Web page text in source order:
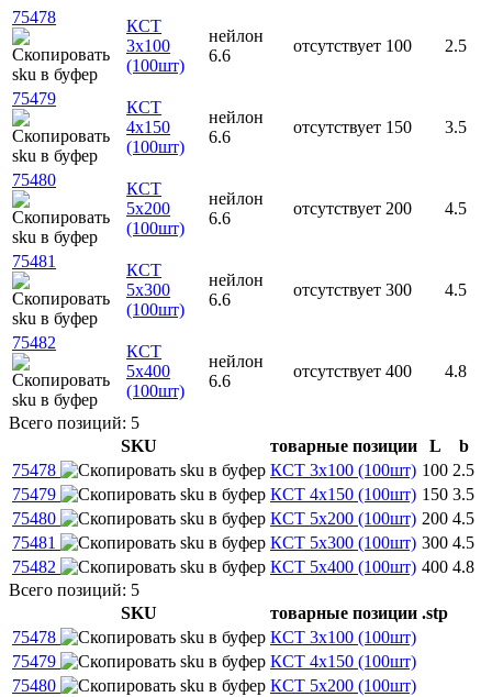
75478
КСТ
3x100
(100шт)
нейлон
6.6
отсутствует 100 2.5
75479
КСТ
4x150
(100шт)
нейлон
6.6
отсутствует 150 3.5
75480
КСТ
5x200
(100шт)
нейлон
6.6
отсутствует 200 4.5
75481
КСТ
5x300
(100шт)
нейлон
6.6
отсутствует 300 4.5
75482
КСТ
5x400
(100шт)
нейлон
6.6
отсутствует 400 4.8
Всего позиций: 5
SKU
товарные позиции L
b
75478
КСТ 3x100 (100шт) 100 2.5
75479
КСТ 4x150 (100шт) 150 3.5
75480
КСТ 5x200 (100шт) 200 4.5
75481
КСТ 5x300 (100шт) 300 4.5
75482
КСТ 5x400 (100шт) 400 4.8
Всего позиций: 5
SKU
товарные позиции .stp
75478
КСТ 3x100 (100шт)
75479
КСТ 4x150 (100шт)
75480
КСТ 5x200 (100шт)